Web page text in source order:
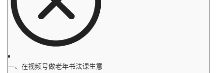
一、在视频号做老年书法课生意